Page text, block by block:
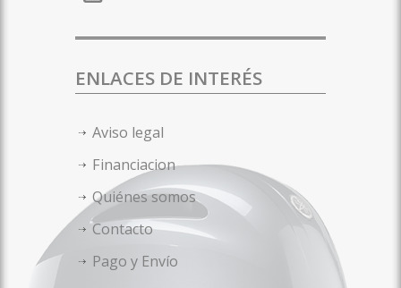
ENLACES DE INTERÉS
Aviso legal
Financiacion
Quiénes somos
Contacto
Pago y Envío